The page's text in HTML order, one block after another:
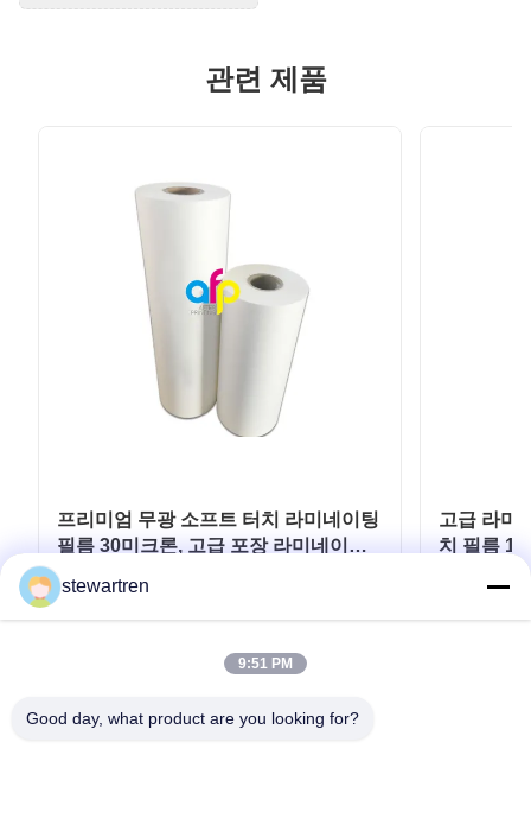
관련 제품
프리미엄 무광 소프트 터치 라미네이팅
필름 30미크론, 고급 포장 라미네이팅
용
고급 라미
치 필름
stewartren
9:51 PM
Good day, what product are you looking for?